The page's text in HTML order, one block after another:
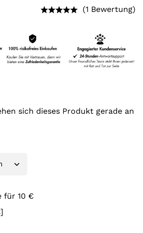
(1 Bewertung)
sich dieses Produkt gerade an
für 10 €